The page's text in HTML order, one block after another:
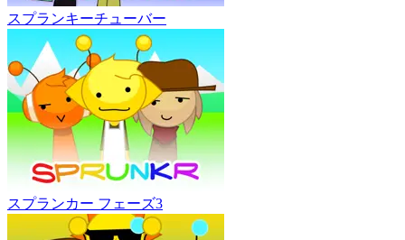
スプランキーチューバー
スプランカー フェーズ3